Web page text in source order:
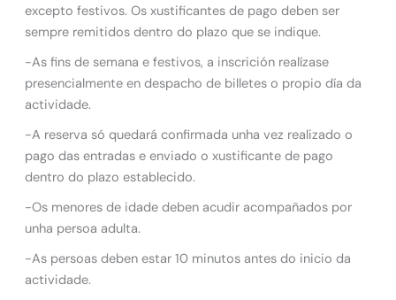
excepto festivos. Os xustificantes de pago deben ser
sempre remitidos dentro do plazo que se indique.
-As fins de semana e festivos, a inscrición realízase
presencialmente en despacho de billetes o propio día da
actividade.
-A reserva só quedará confirmada unha vez realizado o
pago das entradas e enviado o xustificante de pago
dentro do plazo establecido.
-Os menores de idade deben acudir acompañados por
unha persoa adulta.
-As persoas deben estar 10 minutos antes do inicio da
actividade.